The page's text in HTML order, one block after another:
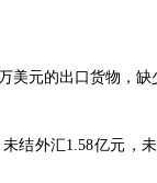
美元的出口货物，
结外汇1.58亿元，